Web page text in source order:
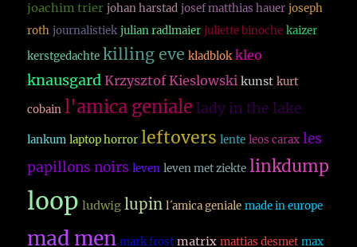
joachim trier johan harstad josef matthias hauer joseph
roth journalistiek julian radlmaier juliette binoche kaizer
kerstgedachte killing eve kladblok kleo
knausgard Krzysztof Kieslowski kunst kurt
cobain l'amica geniale lady in the lake
lankum laptop horror leftovers lente leos carax les
papillons noirs leven leven met ziekte linkdump
loop ludwig lupin l´amica geniale made in europe
mad men mark frost matrix mattias desmet max